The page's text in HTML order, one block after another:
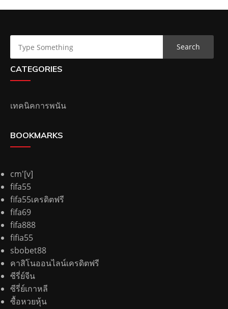
CATEGORIES
เทคนิคการพนัน
BOOKMARKS
cm'[v]
fifa55
fifa55เครดิตฟรี
fifa69
fifa888
fifia55
sbobet88
คาสิโนออนไลน์เครดิตฟรี
ซีรี่ย์จีน
ซีรี่ย์เกาหลี
ซื้อหวยหุ้น